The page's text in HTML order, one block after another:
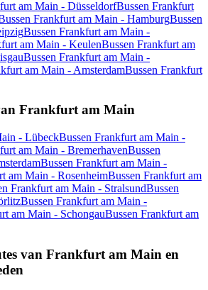
am Main - DüsseldorfBussen Frankfurt
Frankfurt am Main - HamburgBussen
Bussen Frankfurt am Main -
am Main - KeulenBussen Frankfurt am
Bussen Frankfurt am Main -
am Main - AmsterdamBussen Frankfurt
Frankfurt am Main
- LübeckBussen Frankfurt am Main -
am Main - BremerhavenBussen
Bussen Frankfurt am Main -
am Main - RosenheimBussen Frankfurt am
Frankfurt am Main - StralsundBussen
Bussen Frankfurt am Main -
am Main - SchongauBussen Frankfurt am
van Frankfurt am Main en